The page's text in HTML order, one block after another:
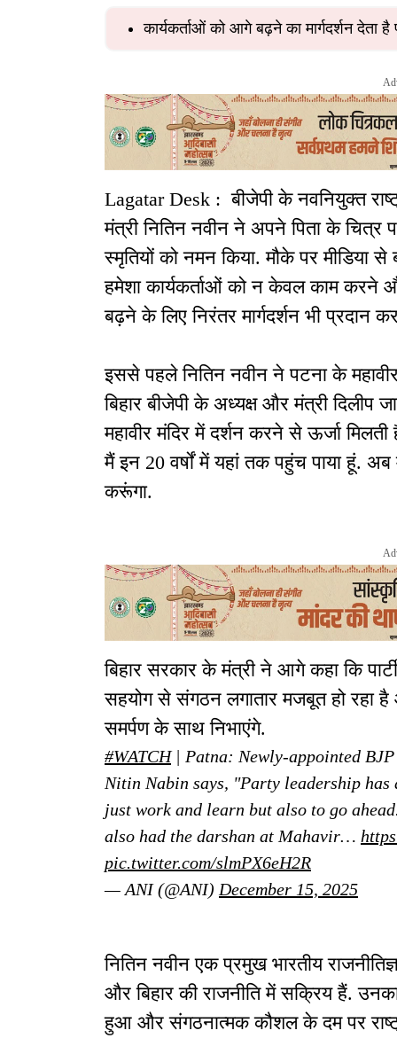
कार्यकर्ताओं को आगे बढ़ने का मार्गदर्शन देता है
Lagatar Desk : बीजेपी के नवनियुक्त
मंत्री नितिन नवीन ने अपने पिता के चित्र
स्मृतियों को नमन किया. मौके पर मीडिया से
हमेशा कार्यकर्ताओं को न केवल काम
बढ़ने के लिए निरंतर मार्गदर्शन भी प्रदान
इससे पहले नितिन नवीन ने पटना के
बिहारबीजेपी के अध्यक्ष और मंत्री दिलीप
महावीर मंदिर में दर्शन करने से ऊर्जा
मैं इन 20 वर्षों में यहां तक पहुंच पाया हूं.
करूंगा.
बिहार सरकार के मंत्री ने आगे कहा कि
सहयोग से संगठन लगातार मजबूत हो रहा है
समर्पण के साथ निभाएंगे.
#WATCH| Patna: Newly-appointed
Nitin Nabin says, "Party leadership
just work and learn but also to go
also had the darshan at Mahavir…
pic.twitter.com/slmPX6eH2R
— ANI (@ANI)December 15, 2025
नितिन नवीन एक प्रमुख भारतीय
और बिहार की राजनीति में सक्रिय हैं.
हुआ और संगठनात्मक कौशल के दम पर